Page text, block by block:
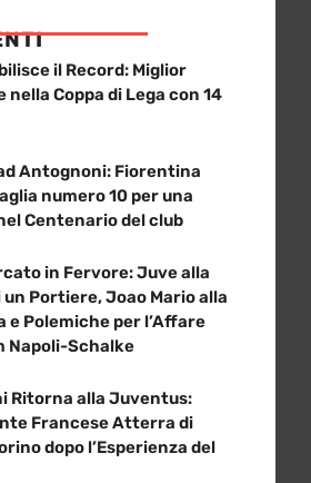
il Record: Miglior
nella Coppa di Lega con 14
Antognoni: Fiorentina
numero 10 per una
Centenario del club
in Fervore: Juve alla
un Portiere, Joao Mario alla
e Polemiche per l’Affare
Napoli-Schalke
Ritorna alla Juventus:
Francese Atterra di
dopo l’Esperienza del